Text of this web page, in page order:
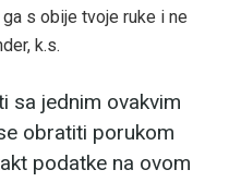
s obije tvoje ruke i ne
k.s.
sa jednim ovakvim
obratiti porukom
podatke na ovom